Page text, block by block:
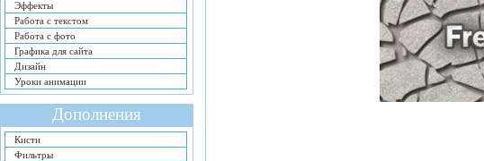
Эффекты
Работа с текстом
Работа с фото
Графика для сайта
Дизайн
Уроки анимации
Дополнения
Кисти
Фильтры